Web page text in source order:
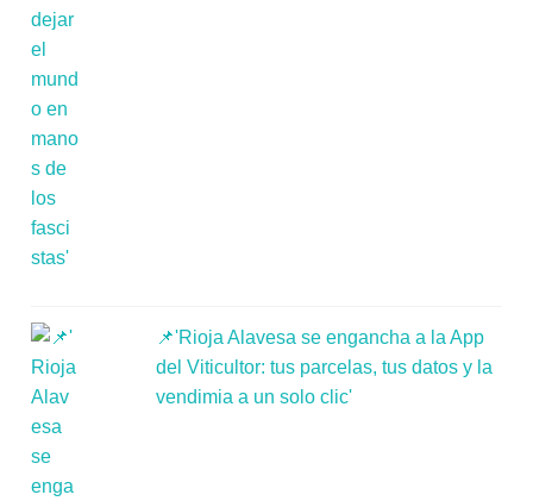
📌'Rioja Alavesa se engancha a la App
del Viticultor: tus parcelas, tus datos y la
vendimia a un solo clic'